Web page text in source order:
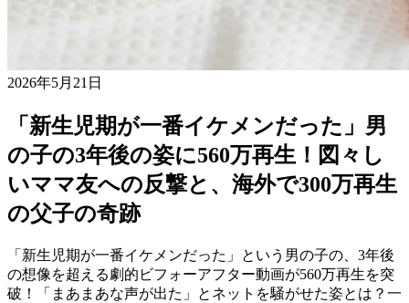
2026年5月21日
「新生児期が一番イケメンだった」男
の子の3年後の姿に560万再生！図々し
いママ友への反撃と、海外で300万再生
の父子の奇跡
「新生児期が一番イケメンだった」という男の子の、3年後
の想像を超える劇的ビフォーアフター動画が560万再生を突
破！「まあまあな声が出た」とネットを騒がせた姿とは？一